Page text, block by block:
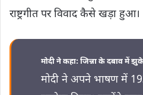
राष्ट्रगीत पर विवाद कैसे खड़ा हुआ।
मोदी ने कहा: जिन्ना के दबाव में
मोदी ने अपने भाषण में